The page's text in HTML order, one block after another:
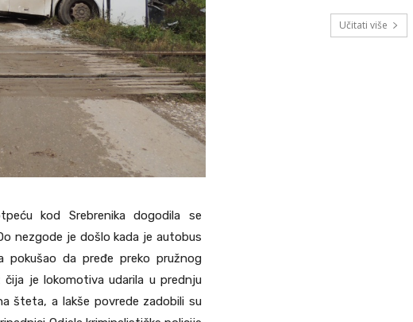
kod Srebrenika dogodila se
nezgode je došlo kada je autobus
pokušao da pređe preko pružnog
je lokomotiva udarila u prednju
šteta, a lakše povrede zadobili su
Učitati više